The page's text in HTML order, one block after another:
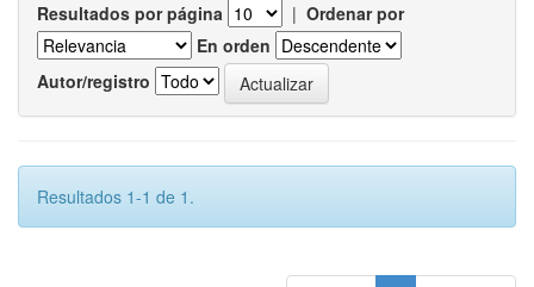
Resultados por página | Ordenar por
En orden
Autor/registro
Resultados 1-1 de 1.